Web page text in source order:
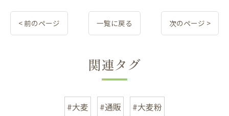
< 前のページ 一覧に戻る 次のページ >
関連タグ
#大麦 #通販 #大麦粉